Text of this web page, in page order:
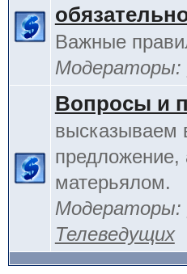
Важные
Модераторы:
Вопросы и
высказываем
матерьялом.
Модераторы:
Телеведущих